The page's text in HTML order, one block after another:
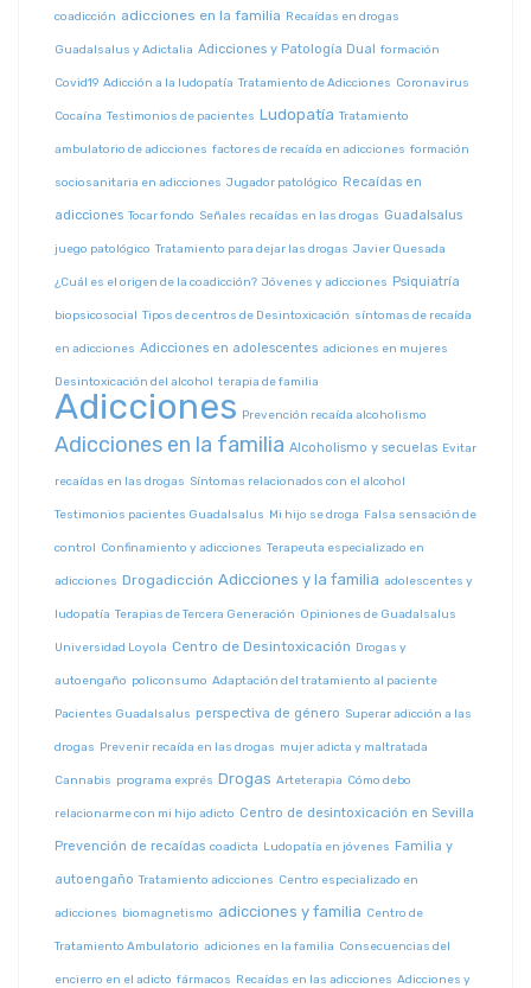
coadicción adicciones en la familia Recaídas en drogas
Guadalsalus y Adictalia Adicciones y Patología Dual formación
Covid19 Adicción a la ludopatía Tratamiento de Adicciones Coronavirus
Cocaína Testimonios de pacientes Ludopatía Tratamiento
ambulatorio de adicciones factores de recaída en adicciones formación
sociosanitaria en adicciones Jugador patológico Recaídas en
adicciones Tocar fondo Señales recaídas en las drogas Guadalsalus
juego patológico Tratamiento para dejar las drogas Javier Quesada
¿Cuál es el origen de la coadicción? Jóvenes y adicciones Psiquiatría
biopsicosocial Tipos de centros de Desintoxicación síntomas de recaída
en adicciones Adicciones en adolescentes adiciones en mujeres
Desintoxicación del alcohol terapia de familia
Adicciones Prevención recaída alcoholismo
Adicciones en la familia Alcoholismo y secuelas Evitar
recaídas en las drogas Síntomas relacionados con el alcohol
Testimonios pacientes Guadalsalus Mi hijo se droga Falsa sensación de
control Confinamiento y adicciones Terapeuta especializado en
adicciones Drogadicción Adicciones y la familia adolescentes y
ludopatía Terapias de Tercera Generación Opiniones de Guadalsalus
Universidad Loyola Centro de Desintoxicación Drogas y
autoengaño policonsumo Adaptación del tratamiento al paciente
Pacientes Guadalsalus perspectiva de género Superar adicción a las
drogas Prevenir recaída en las drogas mujer adicta y maltratada
Cannabis programa exprés Drogas Arteterapia Cómo debo
relacionarme con mi hijo adicto Centro de desintoxicación en Sevilla
Prevención de recaídas coadicta Ludopatía en jóvenes Familia y
autoengaño Tratamiento adicciones Centro especializado en
adicciones biomagnetismo adicciones y familia Centro de
Tratamiento Ambulatorio adiciones en la familia Consecuencias del
encierro en el adicto fármacos Recaídas en las adicciones Adicciones y